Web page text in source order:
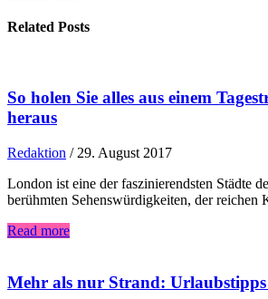
Related Posts
So holen Sie alles aus einem
heraus
Redaktion / 29. August 2017
London ist eine der faszinierendsten Städte
berühmten Sehenswürdigkeiten, der
Read more
Mehr als nur Strand: